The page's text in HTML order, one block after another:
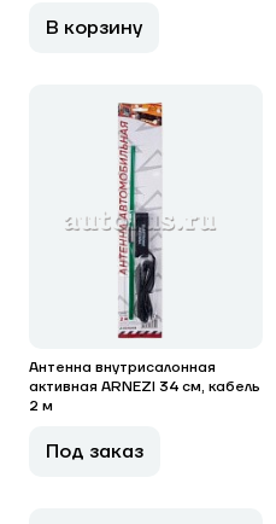
В корзину
Антенна внутрисалонная
активная ARNEZI 34 см, кабель
2 м
Под заказ